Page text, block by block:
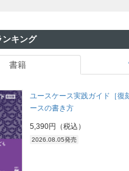
ンキング
書籍
ユースケース実践ガイド［復
ースの書き方
5,390円（税込）
2026.08.05発売